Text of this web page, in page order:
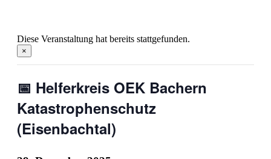
Diese Veranstaltung hat bereits stattgefunden.
×
📅 Helferkreis OEK Bachern
Katastrophenschutz
(Eisenbachtal)